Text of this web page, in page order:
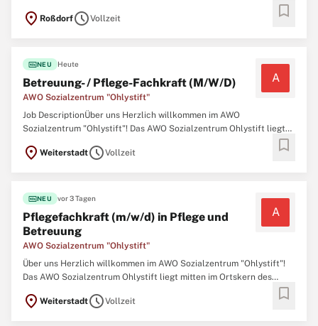
zeichnen Sie als Fachkraft aus\ N Sie arbeiten gerne im Team und
location_on RoßdorfscheduleVollzeit bookmark
fiber_newNEU Heute
Betreuung- / Pflege-Fachkraft (M/W/D)
AWO Sozialzentrum "Ohlystift"
A
Job DescriptionÜber uns Herzlich willkommen im AWO
Sozialzentrum "Ohlystift"! Das AWO Sozialzentrum Ohlystift liegt
mitten im Ortskern des Weiterstädter Stadtteils Gräfenhausen. In
unmittelbarer Nähe befinden sich das Bürgerhaus, der
location_on WeiterstadtscheduleVollzeit bookmark
fiber_newNEU vor 3 Tagen
Pflegefachkraft (m/w/d) in Pflege und
Betreuung
AWO Sozialzentrum "Ohlystift"
A
Über uns Herzlich willkommen im AWO Sozialzentrum "Ohlystift"!
Das AWO Sozialzentrum Ohlystift liegt mitten im Ortskern des
befinden sich das Bürgerhaus, der Kindergarten und die
location_on WeiterstadtscheduleVollzeit bookmark